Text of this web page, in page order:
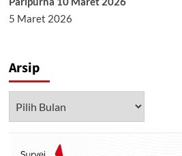
5 Maret 2026
Arsip